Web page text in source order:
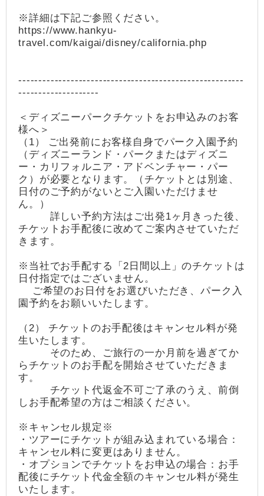
※詳細は下記ご参照ください。
https://www.hankyu-
travel.com/kaigai/disney/california.php
--------------------------------------------------------
--------------------
＜ディズニーパークチケットをお申込みのお客
様へ＞
（1） ご出発前にお客様自身でパーク入園予約
（ディズニーランド・パークまたはディズニ
ー・カリフォルニア・アドベンチャー・パー
ク）が必要となります。（チケットとは別途、
日付のご予約がないとご入園いただけませ
ん。）
詳しい予約方法はご出発1ヶ月きった後、
チケットお手配後に改めてご案内させていただ
きます。
※当社でお手配する「2日間以上」のチケットは
日付指定ではございません。
ご希望のお日付をお選びいただき、パーク入
園予約をお願いいたします。
（2） チケットのお手配後はキャンセル料が発
生いたします。
そのため、ご旅行の一か月前を過ぎてか
らチケットのお手配を開始させていただきま
す。
チケット代返金不可ご了承のうえ、前倒
しお手配希望の方はご相談ください。
※キャンセル規定※
・ツアーにチケットが組み込まれている場合：
キャンセル料に変更はありません。
・オプションでチケットをお申込の場合：お手
配後にチケット代金全額のキャンセル料が発生
いたします。